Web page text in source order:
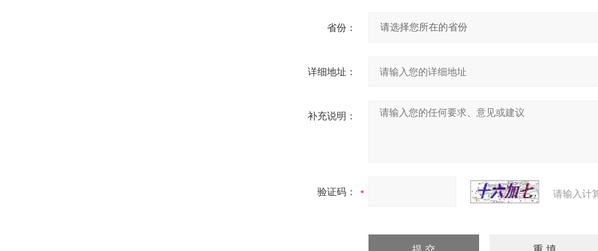
省份：
详细地址：
补充说明：
验证码： 请输入计